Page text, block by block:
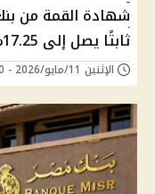
شهادة القمة من
ثابتًا يصل إلى 17.25%
الإثنين 11/مايو/2026 - 02:00 ص